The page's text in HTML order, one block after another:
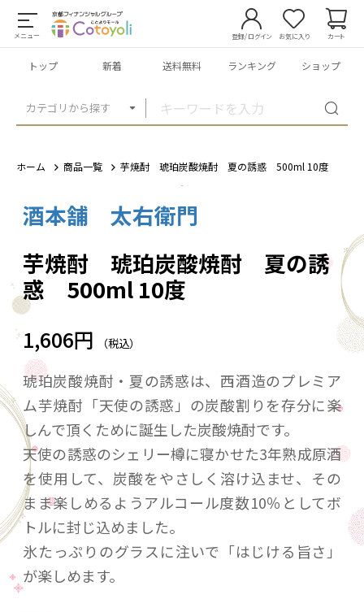
メニュー
カテゴリから探す
登録/ログイン お気に入り カート
トップ 新着 送料無料 ランキング ショップ
ホーム 商品一覧 芋焼酎 琥珀炭酸焼酎 夏の誘惑 500ml 10度
酒本舗 太右衛門
芋焼酎 琥珀炭酸焼酎 夏の誘
惑 500ml 10度
1,606円 （税込）
琥珀炭酸焼酎・夏の誘惑は、西酒造のプレミア
ム芋焼酎「天使の誘惑」の炭酸割りを存分に楽
しんで頂くために誕生した炭酸焼酎です。
天使の誘惑のシェリー樽に寝かせた3年熟成原酒
を使用して、炭酸をやさしく溶け込ませ、その
まま楽しめるようアルコール度数10％としてボ
トルに封じ込めました。
氷たっぷりのグラスに注いで「はじける旨さ」
が楽しめます。